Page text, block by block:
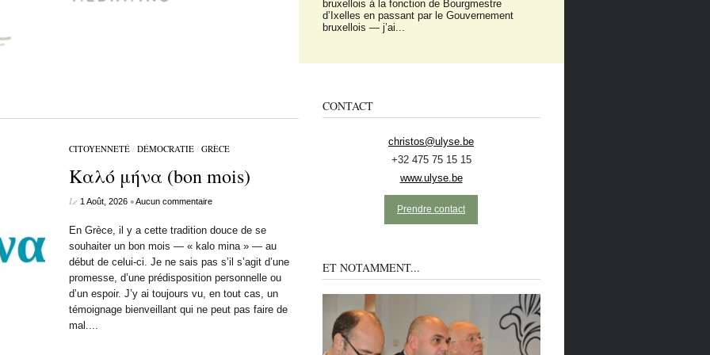
conviction qui est au cœur de la démarche que
je vous propose avec l’Indice de...
CITOYENNETÉ/ DÉMOCRATIE/ GRÈCE
Καλό μήνα (bon mois)
Le 1 Août, 2026 •Aucun commentaire
En Grèce, il y a cette tradition douce de se
souhaiter un bon mois — « kalo mina » — au
début de celui-ci. Je ne sais pas s’il s’agit d’une
promesse, d’une prédisposition personnelle ou
d’un espoir. J’y ai toujours vu, en tout cas, un
témoignage bienveillant qui ne peut pas faire de
mal....
CONTACT
christos@ulyse.be
+32 475 75 15 15
www.ulyse.be
Prendre contact
ET NOTAMMENT...